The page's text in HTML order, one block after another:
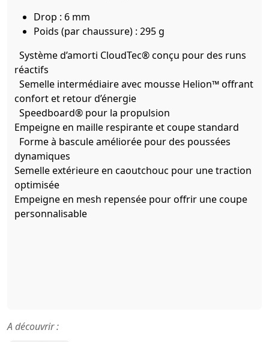
Drop : 6 mm
Poids (par chaussure) : 295 g
Système d’amorti CloudTec® conçu pour des runs
réactifs
Semelle intermédiaire avec mousse Helion™ offrant
confort et retour d’énergie
Speedboard® pour la propulsion
Empeigne en maille respirante et coupe standard
Forme à bascule améliorée pour des poussées
dynamiques
Semelle extérieure en caoutchouc pour une traction
optimisée
Empeigne en mesh repensée pour offrir une coupe
personnalisable
A découvrir :